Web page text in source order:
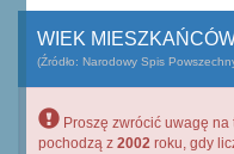
WIEK
(Źródło: Narodowy Spis
Proszę zwrócić uwagę
pochodzą z 2002 roku, gdy